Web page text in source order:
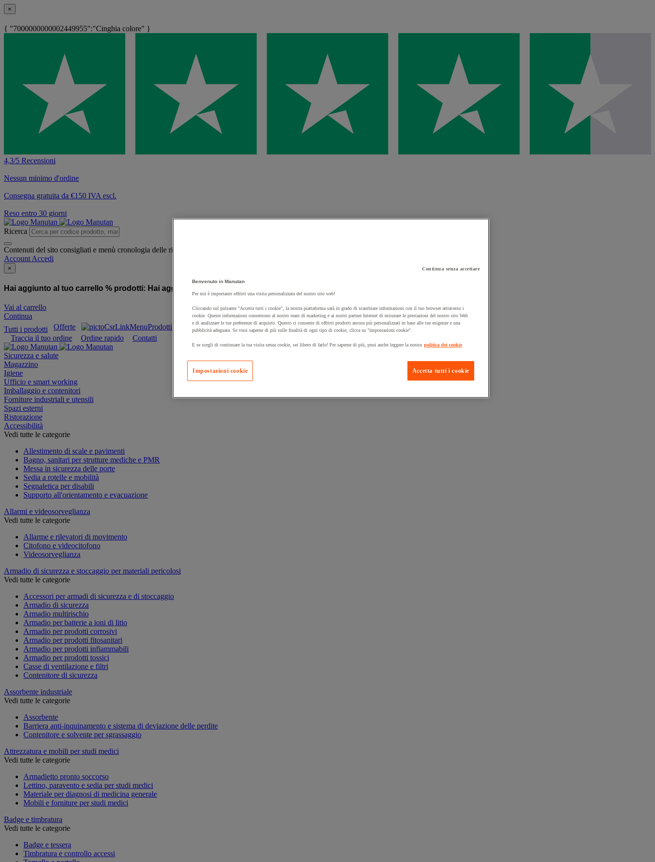
×
{ "7000000000002449955":"Cinghia colore" }
4,3/5 Recensioni
Nessun minimo d'ordine
Consegna gratuita da €150 IVA escl.
Reso entro 30 giorni
Ricerca
Contenuti del sito consigliati e menù cronologia delle ricerche
Account Accedi
×
Hai aggiunto al tuo carrello % prodotti: Hai aggiunto al tuo carrello un prodotto:
Vai al carrello
Continua
Tutti i prodotti
Offerte Prodotti sostenibili Manutan Expert
Prodotti in pronta consegna
Traccia il tuo ordine
Ordine rapido Contatti
Sicurezza e salute
Magazzino
Igiene
Ufficio e smart working
Imballaggio e contenitori
Forniture industriali e utensili
Spazi esterni
Ristorazione
Accessibilità
Vedi tutte le categorie
Allestimento di scale e pavimenti
Bagno, sanitari per strutture mediche e PMR
Messa in sicurezza delle porte
Sedia a rotelle e mobilità
Segnaletica per disabili
Supporto all'orientamento e evacuazione
Allarmi e videosorveglianza
Vedi tutte le categorie
Allarme e rilevatori di movimento
Citofono e videocitofono
Videosorveglianza
Armadio di sicurezza e stoccaggio per materiali pericolosi
Vedi tutte le categorie
Accessori per armadi di sicurezza e di stoccaggio
Armadio di sicurezza
Armadio multirischio
Armadio per batterie a ioni di litio
Armadio per prodotti corrosivi
Armadio per prodotti fitosanitari
Armadio per prodotti infiammabili
Armadio per prodotti tossici
Casse di ventilazione e filtri
Contenitore di sicurezza
Assorbente industriale
Vedi tutte le categorie
Assorbente
Barriera anti-inquinamento e sistema di deviazione delle perdite
Contenitore e solvente per sgrassaggio
Attrezzatura e mobili per studi medici
Vedi tutte le categorie
Armadietto pronto soccorso
Lettino, paravento e sedia per studi medici
Materiale per diagnosi di medicina generale
Mobili e forniture per studi medici
Badge e timbratura
Vedi tutte le categorie
Badge e tessera
Timbratura e controllo accessi
Continua senza accettare
Benvenuto in Manutan
Per noi è importante offrirti una visita personalizzata del nostro sito web!
Cliccando sul pulsante "Accetta tutti i cookie", la nostra piattaforma sarà in grado di scambiare informazioni con il tuo browser attraverso i
cookie. Queste informazioni consentono al nostro team di marketing e ai nostri partner Internet di misurare le prestazioni del nostro sito Web
e di analizzare le tue preferenze di acquisto. Questo ci consente di offrirti prodotti ancora più personalizzati in base alle tue esigenze e una
pubblicità adeguata. Se vuoi saperne di più sulle finalità di ogni tipo di cookie, clicca su "impostazioni cookie".
E se scegli di continuare la tua visita senza cookie, sei libero di farlo! Per saperne di più, puoi anche leggere la nostra politica dei cookie
Accetta tutti i cookie
Impostazioni cookie